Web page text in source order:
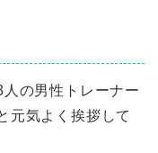
の男性トレーナー
元気よく挨拶して